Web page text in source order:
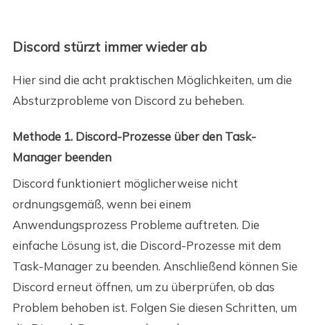
Discord stürzt immer wieder ab
Hier sind die acht praktischen Möglichkeiten, um die
Absturzprobleme von Discord zu beheben.
Methode 1. Discord-Prozesse über den Task-
Manager beenden
Discord funktioniert möglicherweise nicht
ordnungsgemäß, wenn bei einem
Anwendungsprozess Probleme auftreten. Die
einfache Lösung ist, die Discord-Prozesse mit dem
Task-Manager zu beenden. Anschließend können Sie
Discord erneut öffnen, um zu überprüfen, ob das
Problem behoben ist. Folgen Sie diesen Schritten, um